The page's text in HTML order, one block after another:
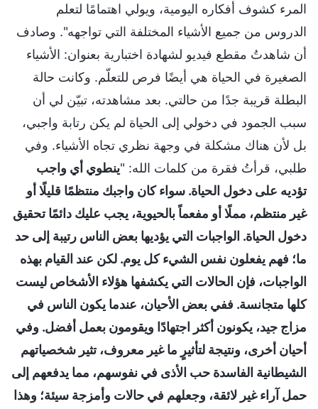
المرء كشوف أفكاره اليومية، ويولي اهتمامًا لتعلم
الدروس من جميع الأشياء المختلفة التي تواجهه". وصادف
أن شاهدتُ مقطع فيديو لشهادة اختبارية بعنوان: الأشياء
الصغيرة في الحياة هي أيضًا فرص للتعلّم. وكانت حالة
البطلة قريبة جدًا من حالتي. بعد مشاهدته، تبيّن لي أن
سبب الجمود في دخولي إلى الحياة لم يكن رتابة واجبي،
بل لأن هناك مشكلة في وجهة نظري تجاه الأشياء. وفي
طلبي، قرأتُ فقرة من كلمات الله: "ينطوي أي واجب
تؤديه على دخول الحياة. سواء كان واجبك منتظمًا قليلًا أو
غير منتظم، مملًا أو مفعماً بالحيوية، يجب عليك دائمًا تحقيق
دخول الحياة. الواجبات التي يؤديها بعض الناس رتيبة إلى حد
ما؛ فهم يفعلون نفس الشيء كل يوم. لكن عند القيام بهذه
الواجبات، فإن الحالات التي يكشفها هؤلاء الأشخاص ليست
كلها متجانسة. ففي بعض الأحيان، عندما يكون الناس في
مزاج جيد، يكونون أكثر اجتهادًا ويقومون بعمل أفضل. وفي
أحيان أخرى، ونتيجة لتأثيرٍ ما غير معروف، تثير شخصياتهم
الشيطانية الفاسدة حب الأذى في نفوسهم، مما يدفعهم إلى
حمل آراء غير لائقة، وجعلهم في حالات وأمزجة سيئة؛ وهذا